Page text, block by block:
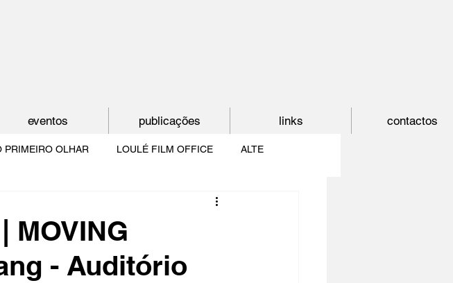
PRIMEIRO OLHAR LOULÉ FILM OFFICE ALTE
SHORTCUT
COM O CINEMA NO PAÍS DO CINEMA
MOVING
- Auditório
eventos publicações links contactos